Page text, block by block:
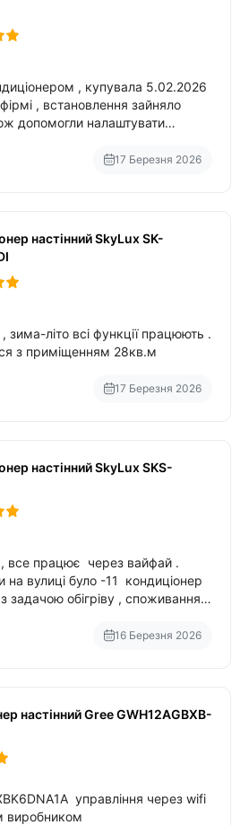
, купувала 5.02.2026
17 Березня 2026
настінний SkyLux SK-
зима-літо всі функції працюють .
з приміщенням 28кв.м
17 Березня 2026
настінний SkyLux SKS-
, все працює через вайфай .
вулиці було -11 кондиціонер
задачою обігріву , споживання
16 Березня 2026
настінний Gree GWH12AGBXB-
управління через wifi
виробником